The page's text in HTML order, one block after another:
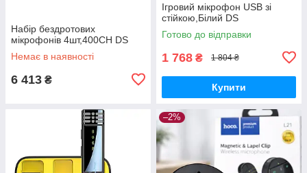
Набір бездротових
мікрофонів 4шт,400CH DS
Немає в наявності
6 413 ₴
Ігровий мікрофон USB зі
стійкою,Білий DS
Готово до відправки
1 768 ₴ 1 804 ₴
Купити
–2%